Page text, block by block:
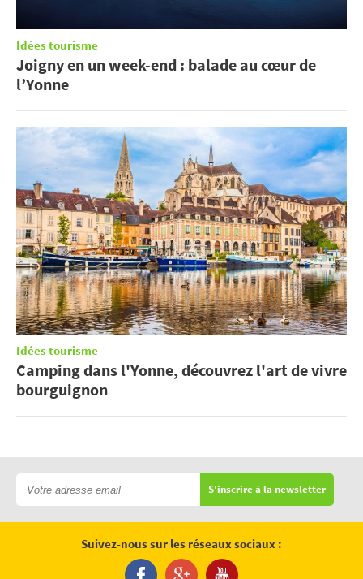
Idées tourisme
Joigny en un week-end : balade au cœur de
l’Yonne
Idées tourisme
Camping dans l'Yonne, découvrez l'art de vivre
bourguignon
S'inscrire à la newsletter
Suivez-nous sur les réseaux sociaux :